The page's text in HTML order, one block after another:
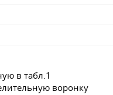
в табл.1
воронку